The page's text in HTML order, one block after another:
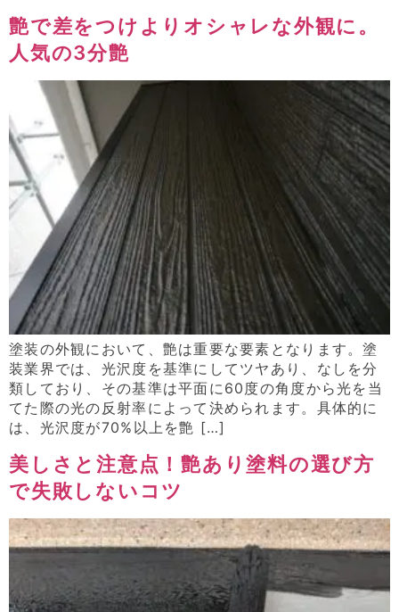
艶で差をつけよりオシャレな外観に。
人気の3分艶
塗装の外観において、艶は重要な要素となります。塗
装業界では、光沢度を基準にしてツヤあり、なしを分
類しており、その基準は平面に60度の角度から光を当
てた際の光の反射率によって決められます。具体的に
は、光沢度が70%以上を艶 […]
美しさと注意点！艶あり塗料の選び方
で失敗しないコツ